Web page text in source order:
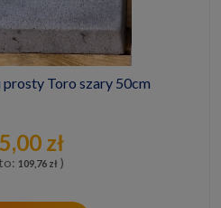
prosty Toro szary 50cm
zł
109,76 zł )